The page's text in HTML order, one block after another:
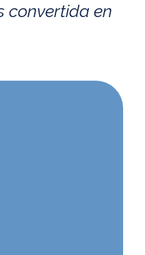
convertida en